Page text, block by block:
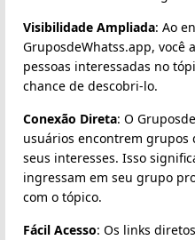
Visibilidade Ampliada: Ao
GruposdeWhatss.app, você
pessoas interessadas no
chance de descobri-lo.
Conexão Direta: O
usuários encontrem grupos
seus interesses. Isso
ingressam em seu grupo
com o tópico.
Fácil Acesso: Os links